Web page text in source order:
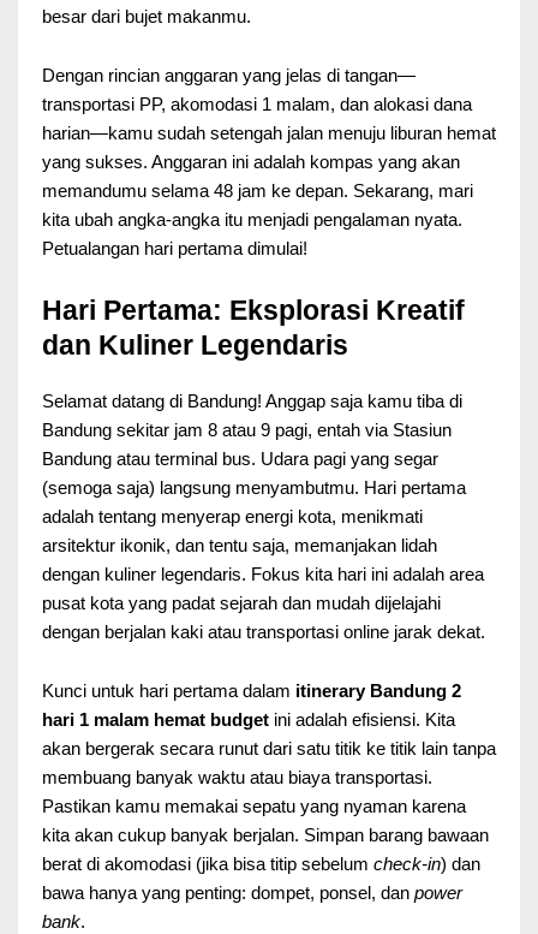
besar dari bujet makanmu.
Dengan rincian anggaran yang jelas di tangan—
transportasi PP, akomodasi 1 malam, dan alokasi dana
harian—kamu sudah setengah jalan menuju liburan hemat
yang sukses. Anggaran ini adalah kompas yang akan
memandumu selama 48 jam ke depan. Sekarang, mari
kita ubah angka-angka itu menjadi pengalaman nyata.
Petualangan hari pertama dimulai!
Hari Pertama: Eksplorasi Kreatif
dan Kuliner Legendaris
Selamat datang di Bandung! Anggap saja kamu tiba di
Bandung sekitar jam 8 atau 9 pagi, entah via Stasiun
Bandung atau terminal bus. Udara pagi yang segar
(semoga saja) langsung menyambutmu. Hari pertama
adalah tentang menyerap energi kota, menikmati
arsitektur ikonik, dan tentu saja, memanjakan lidah
dengan kuliner legendaris. Fokus kita hari ini adalah area
pusat kota yang padat sejarah dan mudah dijelajahi
dengan berjalan kaki atau transportasi online jarak dekat.
Kunci untuk hari pertama dalam itinerary Bandung 2
hari 1 malam hemat budget ini adalah efisiensi. Kita
akan bergerak secara runut dari satu titik ke titik lain tanpa
membuang banyak waktu atau biaya transportasi.
Pastikan kamu memakai sepatu yang nyaman karena
kita akan cukup banyak berjalan. Simpan barang bawaan
berat di akomodasi (jika bisa titip sebelum check-in) dan
bawa hanya yang penting: dompet, ponsel, dan power
bank.